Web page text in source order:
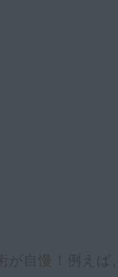
が自慢！例えば